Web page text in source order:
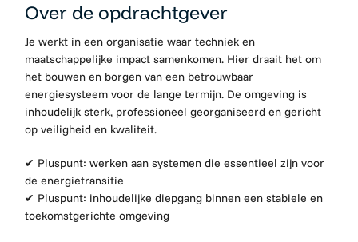
Over de opdrachtgever
Je werkt in een organisatie waar techniek en
maatschappelijke impact samenkomen. Hier draait het om
het bouwen en borgen van een betrouwbaar
energiesysteem voor de lange termijn. De omgeving is
inhoudelijk sterk, professioneel georganiseerd en gericht
op veiligheid en kwaliteit.
✔ Pluspunt: werken aan systemen die essentieel zijn voor
de energietransitie
✔ Pluspunt: inhoudelijke diepgang binnen een stabiele en
toekomstgerichte omgeving